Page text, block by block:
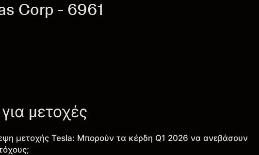
Corp - 6961
μετοχές
μετοχής Tesla: Μπορούν τα κέρδη Q1 2026 να ανεβάσουν